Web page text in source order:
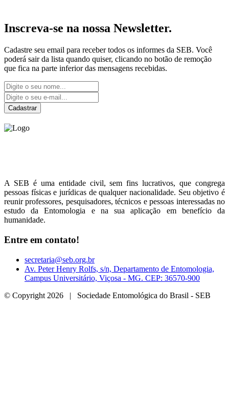
Inscreva-se na nossa Newsletter.
Cadastre seu email para receber todos os informes da SEB. Você
poderá sair da lista quando quiser, clicando no botão de remoção
que fica na parte inferior das mensagens recebidas.
Cadastrar
A SEB é uma entidade civil, sem fins lucrativos, que congrega
pessoas físicas e jurídicas de qualquer nacionalidade. Seu objetivo é
reunir professores, pesquisadores, técnicos e pessoas interessadas no
estudo da Entomologia e na sua aplicação em benefício da
humanidade.
Entre em contato!
secretaria@seb.org.br
Av. Peter Henry Rolfs, s/n, Departamento de Entomologia,
Campus Universitário, Viçosa - MG. CEP: 36570-900
© Copyright 2026 | Sociedade Entomológica do Brasil - SEB